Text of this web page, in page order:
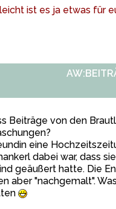
ist es ja etwas für
Beiträge von den
eine
dabei war, dass
geäußert hatte. Die
aber "nachgemalt".